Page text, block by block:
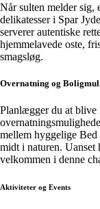
Når sulten melder
delikatesser i Spar
serverer autentiske
hjemmelavede oste,
smagsløg.
Overnatning og
Planlægger du at blive
mellem hyggelige Bed
midt i naturen.
velkommen i denne
Aktiviteter og Events